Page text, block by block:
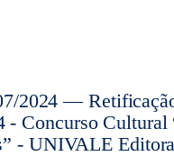
2024 —
- Concurso Cultural
- UNIVALE Editora